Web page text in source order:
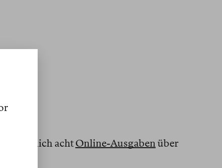
jährlich achtOnline-Ausgabenüber